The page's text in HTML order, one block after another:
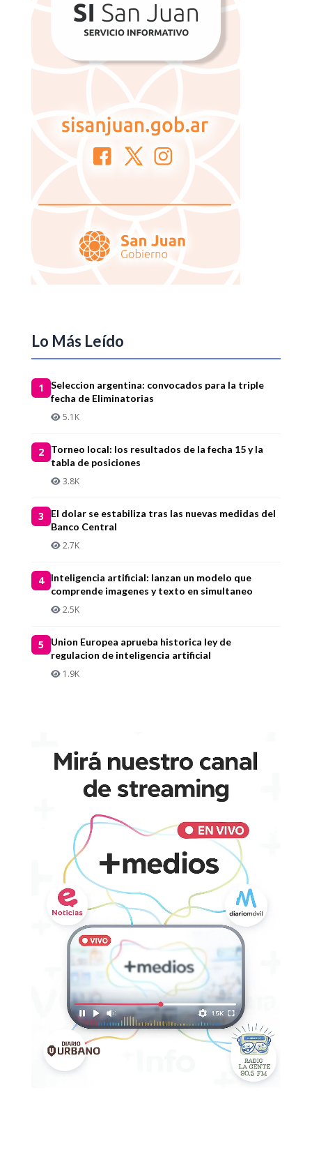
Lo Más Leído
1
Seleccion argentina: convocados para la triple
fecha de Eliminatorias
5.1K
2
Torneo local: los resultados de la fecha 15 y la
tabla de posiciones
3.8K
3
El dolar se estabiliza tras las nuevas medidas del
Banco Central
2.7K
4
Inteligencia artificial: lanzan un modelo que
comprende imagenes y texto en simultaneo
2.5K
5
Union Europea aprueba historica ley de
regulacion de inteligencia artificial
1.9K